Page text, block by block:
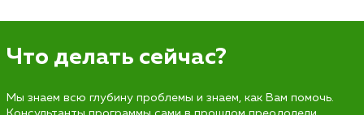
Что делать сейчас?
Мы знаем всю глубину проблемы и знаем, как Вам помочь.